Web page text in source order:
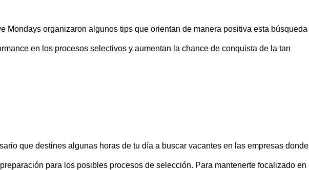
Mondays organizaron algunos tips que orientan de manera positiva esta búsqueda
en los procesos selectivos y aumentan la chance de conquista de la tan
que destines algunas horas de tu día a buscar vacantes en las empresas
para los posibles procesos de selección. Para mantenerte focalizado en